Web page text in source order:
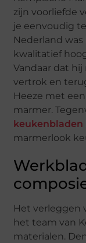
zijn voorliefde
je eenvoudig
Nederland
kwalitatief
Vandaar dat
vertrok en
Heeze met
marmer.
keukenbladen
marmerlook
Het verleggen
het team van
materialen.